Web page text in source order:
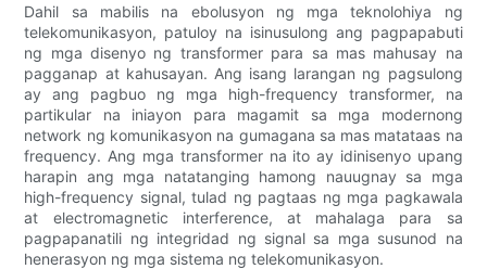
Dahil sa mabilis na ebolusyon ng mga teknolohiya ng
telekomunikasyon, patuloy na isinusulong ang pagpapabuti
ng mga disenyo ng transformer para sa mas mahusay na
pagganap at kahusayan. Ang isang larangan ng pagsulong
ay ang pagbuo ng mga high-frequency transformer, na
partikular na iniayon para magamit sa mga modernong
network ng komunikasyon na gumagana sa mas matataas na
frequency. Ang mga transformer na ito ay idinisenyo upang
harapin ang mga natatanging hamong nauugnay sa mga
high-frequency signal, tulad ng pagtaas ng mga pagkawala
at electromagnetic interference, at mahalaga para sa
pagpapanatili ng integridad ng signal sa mga susunod na
henerasyon ng mga sistema ng telekomunikasyon.